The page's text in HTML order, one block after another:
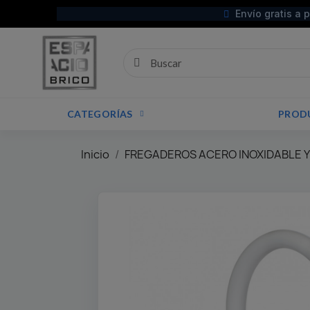
Envío gratis a
CATEGORÍAS
Inicio FREGADEROS ACERO INOXIDABLE